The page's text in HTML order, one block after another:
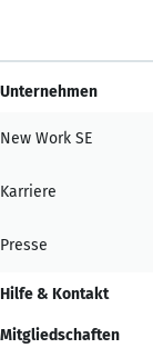
Unternehmen
New Work SE
Karriere
Presse
Hilfe & Kontakt
Mitgliedschaften